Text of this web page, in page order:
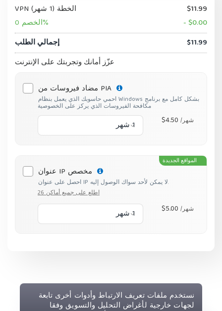
VPN الخطة (1 شهر)
$11.99
الخصم 0%
- $0.00
إجمالي الطلب
$11.99
عزّز أمانك وتجربتك على الإنترنت
مضاد فيروسات من PIA
احمي حاسوبك الذي يعمل بنظام Windows بشكل كامل مع برنامج
مكافحة الفيروسات الذي يركز على الخصوصية
1 شهر $4.50/شهر
المواقع الجديدة
عنوان IP مخصص
احصل على عنوان IP لا يمكن لأحد سواك الوصول إليه.
اطلع على جميع أماكن 26
1 شهر $5.00/شهر